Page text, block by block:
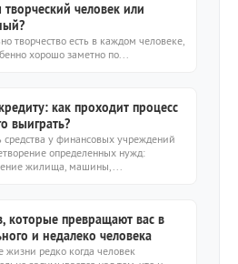
творческий человек или
творчество есть в каждом человеке,
хорошо заметно по...
как проходит процесс
выиграть?
средства у финансовых учреждений
определенных нужд:
жилища, машины,...
которые превращают вас в
и недалеко человека
жизни редко когда человек